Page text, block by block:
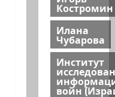
Костромин
Илана
Чубарова
Институт
войн